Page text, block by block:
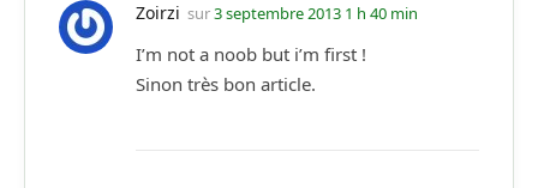
Zoirzi sur3 septembre 2013 1 h 40 min
I’m not a noob but i’m first !
Sinon très bon article.